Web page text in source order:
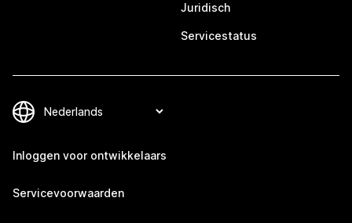
Juridisch
Servicestatus
Inloggen voor ontwikkelaars
Servicevoorwaarden